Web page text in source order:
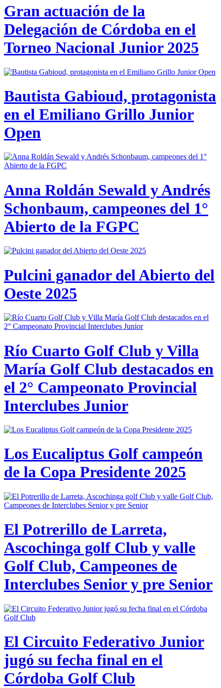
Gran actuación de la
Delegación de Córdoba en el
Torneo Nacional Junior 2025
Bautista Gabioud, protagonista
en el Emiliano Grillo Junior
Open
Anna Roldán Sewald y Andrés
Schonbaum, campeones del 1°
Abierto de la FGPC
Pulcini ganador del Abierto del
Oeste 2025
Río Cuarto Golf Club y Villa
María Golf Club destacados en
el 2° Campeonato Provincial
Interclubes Junior
Los Eucaliptus Golf campeón
de la Copa Presidente 2025
El Potrerillo de Larreta,
Ascochinga golf Club y valle
Golf Club, Campeones de
Interclubes Senior y pre Senior
El Circuito Federativo Junior
jugó su fecha final en el
Córdoba Golf Club